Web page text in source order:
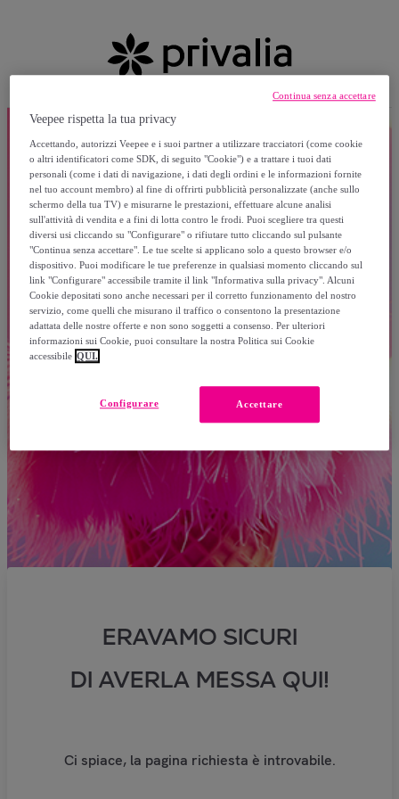
ERAVAMO SICURI
DI AVERLA MESSA QUI!
Ci spiace, la pagina richiesta è introvabile.
Veepee rispetta la tua privacy
Accettando, autorizzi Veepee e i suoi partner a utilizzare tracciatori (come cookie
o altri identificatori come SDK, di seguito "Cookie") e a trattare i tuoi dati
personali (come i dati di navigazione, i dati degli ordini e le informazioni fornite
nel tuo account membro) al fine di offrirti pubblicità personalizzate (anche sullo
schermo della tua TV) e misurarne le prestazioni, effettuare alcune analisi
sull'attività di vendita e a fini di lotta contro le frodi. Puoi scegliere tra questi
diversi usi cliccando su "Configurare" o rifiutare tutto cliccando sul pulsante
"Continua senza accettare". Le tue scelte si applicano solo a questo browser e/o
dispositivo. Puoi modificare le tue preferenze in qualsiasi momento cliccando sul
link "Configurare" accessibile tramite il link "Informativa sulla privacy". Alcuni
Cookie depositati sono anche necessari per il corretto funzionamento del nostro
servizio, come quelli che misurano il traffico o consentono la presentazione
adattata delle nostre offerte e non sono soggetti a consenso. Per ulteriori
informazioni sui Cookie, puoi consultare la nostra Politica sui Cookie
accessibile QUI.
Accettare
Configurare
Continua senza accettare